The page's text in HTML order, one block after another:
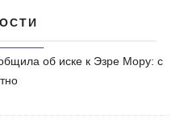
об иске к Эзре Мору: с